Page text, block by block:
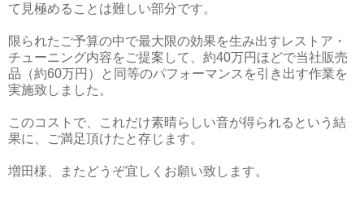
て見極めることは難しい部分です。
限られたご予算の中で最大限の効果を生み出すレストア・
チューニング内容をご提案して、約40万円ほどで当社販売
品（約60万円）と同等のパフォーマンスを引き出す作業を
実施致しました。
このコストで、これだけ素晴らしい音が得られるという結
果に、ご満足頂けたと存じます。
増田様、またどうぞ宜しくお願い致します。